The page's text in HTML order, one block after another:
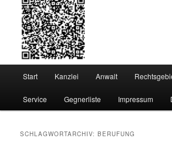
Start Kanzlei Anwalt
Service Gegnerliste Impressum
SCHLAGWORTARCHIV:BERUFUNG